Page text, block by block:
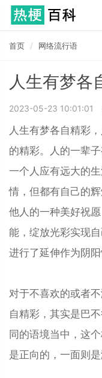
首页 网络流行语
人生有梦各
2023-05-23 10:01:01
人生有梦各自精彩
的精彩。人的一辈
一个人应有远大的
情，但都有自己的
他人的一种美好祝
能，绽放光彩实现
进行了延伸作为阴阳
对于不喜欢的或者
自精彩，其实是巴
同的语境当中，这
是正向的，一面则